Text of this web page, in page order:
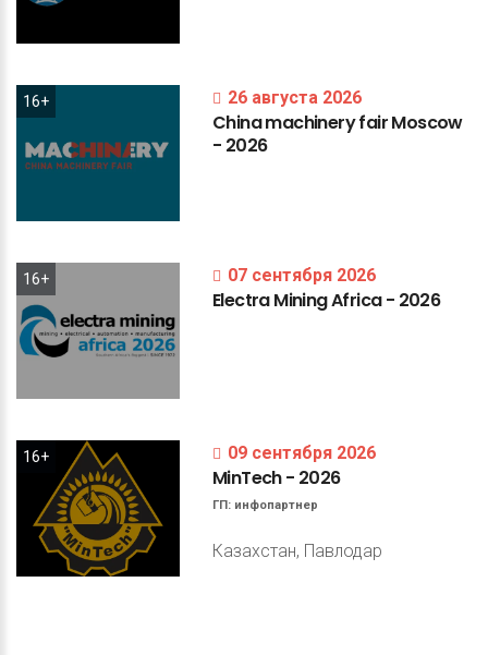
16+ 26 августа 2026
ChinamachineryfairMoscow
- 2026
16+ 07 сентября 2026
ElectraMiningAfrica- 2026
16+ 09 сентября 2026
MinTech- 2026
ГП: инфопартнер
Казахстан, Павлодар